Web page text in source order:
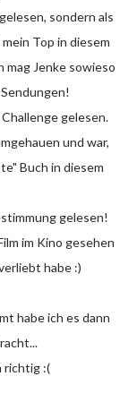
Top in diesem
mag Jenke sowieso
und war,
Buch in diesem
im Kino gesehen
habe :)
richtig :(